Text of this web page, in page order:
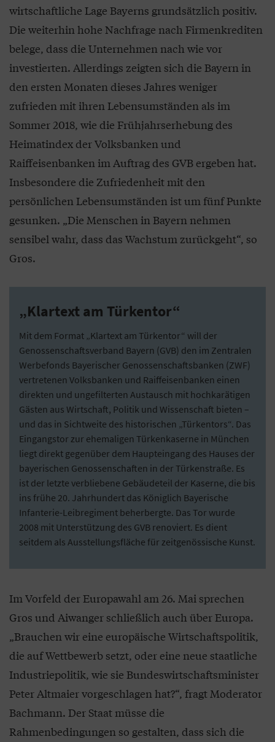
wirtschaftliche Lage Bayerns grundsätzlich positiv.
Die weiterhin hohe Nachfrage nach Firmenkrediten
belege, dass die Unternehmen nach wie vor
investierten. Allerdings zeigten sich die Bayern in
den ersten Monaten dieses Jahres weniger
zufrieden mit ihren Lebensumständen als im
Sommer 2018, wie die Frühjahrserhebung des
Heimatindex der Volksbanken und
Raiffeisenbanken im Auftrag des GVB ergeben hat.
Insbesondere die Zufriedenheit mit den
persönlichen Lebensumständen ist um fünf Punkte
gesunken. „Die Menschen in Bayern nehmen
sensibel wahr, dass das Wachstum zurückgeht“, so
Gros.
„Klartext am Türkentor“
Mit dem Format „Klartext am Türkentor“ will der
Genossenschaftsverband Bayern (GVB) den im Zentralen
Werbefonds Bayerischer Genossenschaftsbanken (ZWF)
vertretenen Volksbanken und Raiffeisenbanken einen
direkten und ungefilterten Austausch mit hochkarätigen
Gästen aus Wirtschaft, Politik und Wissenschaft bieten –
und das in Sichtweite des historischen „Türkentors“. Das
Eingangstor zur ehemaligen Türkenkaserne in München
liegt direkt gegenüber dem Haupteingang des Hauses der
bayerischen Genossenschaften in der Türkenstraße. Es
ist der letzte verbliebene Gebäudeteil der Kaserne, die bis
ins frühe 20. Jahrhundert das Königlich Bayerische
Infanterie-Leibregiment beherbergte. Das Tor wurde
2008 mit Unterstützung des GVB renoviert. Es dient
seitdem als Ausstellungsfläche für zeitgenössische Kunst.
Im Vorfeld der Europawahl am 26. Mai sprechen
Gros und Aiwanger schließlich auch über Europa.
„Brauchen wir eine europäische Wirtschaftspolitik,
die auf Wettbewerb setzt, oder eine neue staatliche
Industriepolitik, wie sie Bundeswirtschaftsminister
Peter Altmaier vorgeschlagen hat?“, fragt Moderator
Bachmann. Der Staat müsse die
Rahmenbedingungen so gestalten, dass sich die